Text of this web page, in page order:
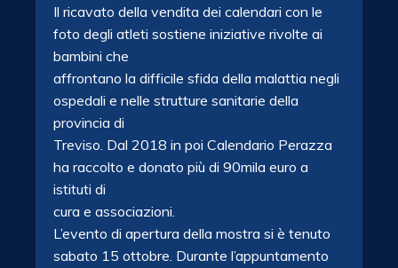
Il ricavato della vendita dei calendari con le
foto degli atleti sostiene iniziative rivolte ai
bambini che
affrontano la difficile sfida della malattia negli
ospedali e nelle strutture sanitarie della
provincia di
Treviso. Dal 2018 in poi Calendario Perazza
ha raccolto e donato più di 90mila euro a
istituti di
cura e associazioni.
L’evento di apertura della mostra si è tenuto
sabato 15 ottobre. Durante l’appuntamento